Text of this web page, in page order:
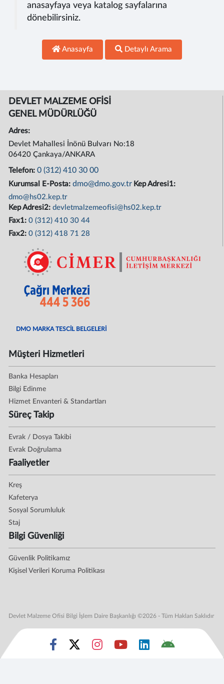
anasayfaya veya katalog sayfalarına
dönebilirsiniz.
Anasayfa Detaylı Arama
DEVLET MALZEME OFİSİ
GENEL MÜDÜRLÜĞÜ
Adres:
Devlet Mahallesi İnönü Bulvarı No:18
06420 Çankaya/ANKARA
Telefon:0 (312) 410 30 00
Kurumsal E-Posta:dmo@dmo.gov.tr Kep Adresi1:
dmo@hs02.kep.tr
Kep Adresi2:devletmalzemeofisi@hs02.kep.tr
Fax1:0 (312) 410 30 44
Fax2:0 (312) 418 71 28
DMO MARKA TESCİL BELGELERİ
Müşteri Hizmetleri
Banka Hesapları
Bilgi Edinme
Hizmet Envanteri & Standartları
Süreç Takip
Evrak / Dosya Takibi
Evrak Doğrulama
Faaliyetler
Kreş
Kafeterya
Sosyal Sorumluluk
Staj
Bilgi Güvenliği
Güvenlik Politikamız
Kişisel Verileri Koruma Politikası
Devlet Malzeme Ofisi Bilgi İşlem Daire Başkanlığı ©2026 - Tüm Hakları Saklıdır